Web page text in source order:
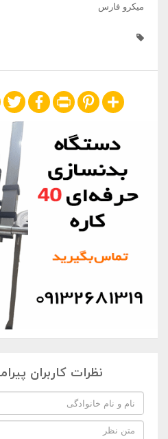
میکرو فارس
Share
Pinterest
Print
Facebook
نظرات کاربران